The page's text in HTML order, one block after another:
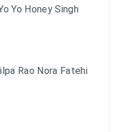
Yo Honey Singh
Rao Nora Fatehi